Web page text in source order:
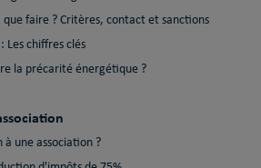
que faire ? Critères, contact et sanctions
Les chiffres clés
la précarité énergétique ?
à une association ?